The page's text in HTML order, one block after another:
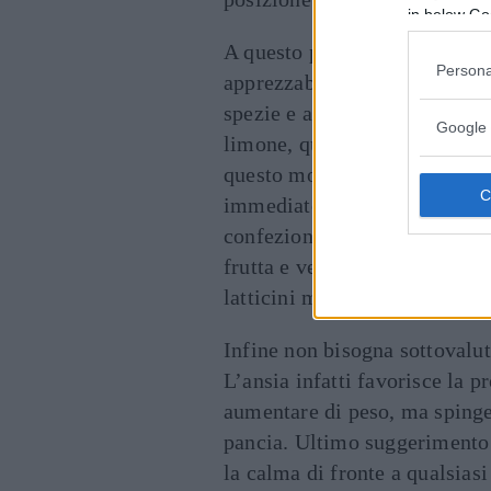
in below
Google
A questo punto bisogna
apprezzabili, per 7 giorni
spezie e altri condimenti,
limone, qualunque cosa
questo modo si riduce
immediato sulla pancia.
confezionati, generalmente
frutta e verdura fresca,
latticini magri.
Infine non bisogna
L’ansia infatti favorisce la
aumentare di peso, ma
pancia. Ultimo
la calma di fronte a